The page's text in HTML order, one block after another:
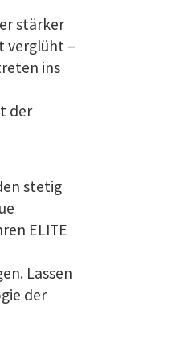
stärker
verglüht –
ins
der
stetig
ELITE
Lassen
der